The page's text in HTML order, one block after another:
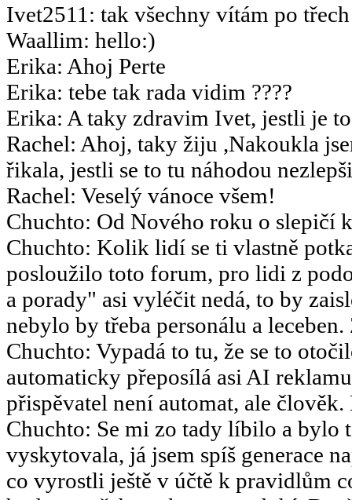
Ivet2511 : tak všechny vítám po
Waallim: hello:)
Erika: Ahoj Perte
Erika: tebe tak rada vidim ????
Erika: A taky zdravim Ivet, jestli je
Rachel: Ahoj, taky žiju ,Nakoukla
řikala, jestli se to tu náhodou
Rachel: Veselý vánoce všem!
Chuchto: Od Nového roku o slepičí
Chuchto: Kolik lidí se ti vlastně
posloužilo toto forum, pro lidi z
a porady" asi vyléčit nedá, to by
nebylo by třeba personálu a
Chuchto: Vypadá to tu, že se to
automaticky přeposílá asi AI
přispěvatel není automat, ale
Chuchto: Se mi zo tady líbilo a bylo
vyskytovala, já jsem spíš generace
co vyrostli ještě v účtě k pravidlům